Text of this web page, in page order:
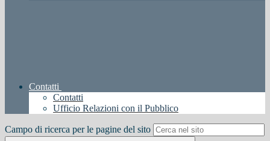
Contatti
Contatti
Ufficio Relazioni con il Pubblico
Campo di ricerca per le pagine del sito